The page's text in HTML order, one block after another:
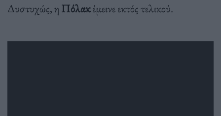
Δυστυχώς, η Πόλακέμεινε εκτός τελικού.